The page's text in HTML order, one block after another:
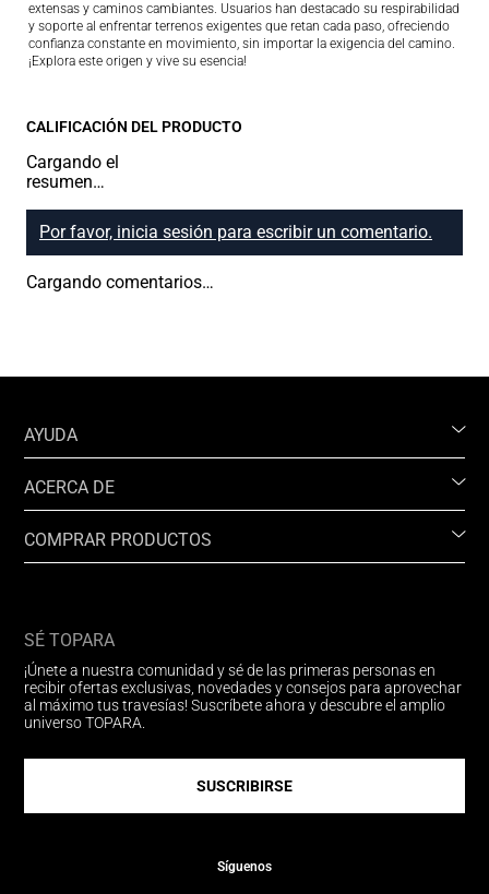
extensas y caminos cambiantes. Usuarios han destacado su respirabilidad
y soporte al enfrentar terrenos exigentes que retan cada paso, ofreciendo
confianza constante en movimiento, sin importar la exigencia del camino.
¡Explora este origen y vive su esencia!
CALIFICACIÓN DEL PRODUCTO
Cargando el
resumen…
Por favor, inicia sesión para escribir un comentario.
Cargando comentarios…
AYUDA
ACERCA DE
COMPRAR PRODUCTOS
SÉ TOPARA
¡Únete a nuestra comunidad y sé de las primeras personas en
recibir ofertas exclusivas, novedades y consejos para aprovechar
al máximo tus travesías! Suscríbete ahora y descubre el amplio
universo TOPARA.
SUSCRIBIRSE
Síguenos